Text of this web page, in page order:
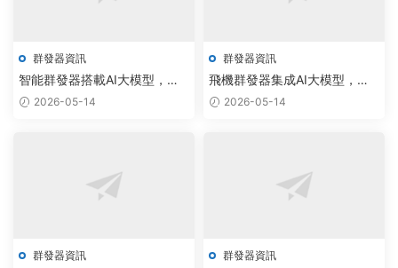
群發器資訊
智能群發器搭載AI大模型，自
動化運營效率提升300%
2026-05-14
群發器資訊
飛機群發器集成AI大模型，批
量私信效率提升300%
2026-05-14
群發器資訊 群發器資訊